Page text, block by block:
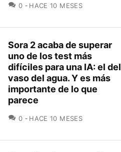
0 COMENTARIOS
HACE 10 MESES
Sora 2 acaba de superar
uno de los test más
difíciles para una IA: el del
vaso del agua. Y es más
importante de lo que
parece
0 COMENTARIOS
HACE 10 MESES